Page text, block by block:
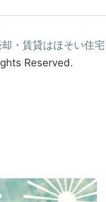
・賃貸はほそい住宅
Reserved.